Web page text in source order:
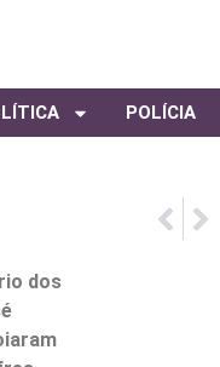
POLÍCIA
dos